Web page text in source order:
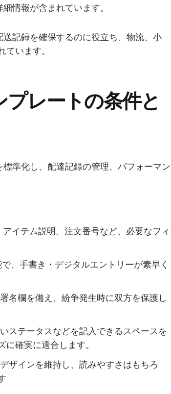
情報が含まれています。
記録を確保するのに役立ち、物流、小
います。
レートの条件と
準化し、配達記録の管理、パフォーマン
イテム説明、注文番号など、必要なフィ
、手書き・デジタルエントリーが素早く
名欄を備え、紛争発生時に双方を保護し
ステータスなどを記入できるスペースを
確実に適合します。
ザインを維持し、読みやすさはもちろ